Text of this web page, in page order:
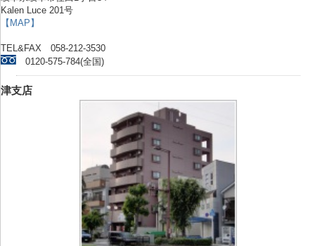
Kalen Luce 201号
【MAP】
TEL&FAX 058-212-3530
0120-575-784(全国)
津支店